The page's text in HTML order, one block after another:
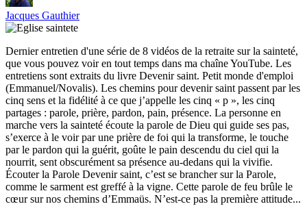
Jacques Gauthier
Dernier entretien d'une série de 8 vidéos de la retraite sur la sainteté,
que vous pouvez voir en tout temps dans ma chaîne YouTube. Les
entretiens sont extraits du livre Devenir saint. Petit monde d'emploi
(Emmanuel/Novalis). Les chemins pour devenir saint passent par les
cinq sens et la fidélité à ce que j’appelle les cinq « p », les cinq
partages : parole, prière, pardon, pain, présence. La personne en
marche vers la sainteté écoute la parole de Dieu qui guide ses pas,
s’exerce à le voir par une prière de foi qui la transforme, le touche
par le pardon qui la guérit, goûte le pain descendu du ciel qui la
nourrit, sent obscurément sa présence au-dedans qui la vivifie.
Écouter la Parole Devenir saint, c’est se brancher sur la Parole,
comme le sarment est greffé à la vigne. Cette parole de feu brûle le
cœur sur nos chemins d’Emmaüs. N’est-ce pas la première attitude...